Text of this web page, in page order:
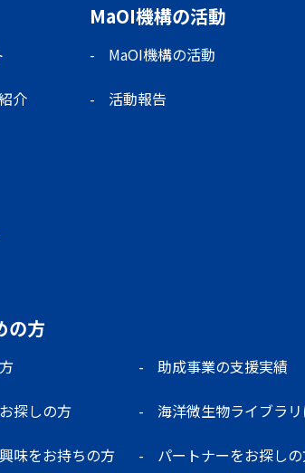
介
MaOI機構の活動
MaOI機構の活動
活動報告
の方
助成事業の支援実績
探しの方 海洋微生物ライブラ
味をお持ちの方 パートナーをお探し